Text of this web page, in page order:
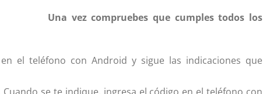
Una vez compruebes que cumples todos los
el teléfono con Android y sigue las indicaciones que